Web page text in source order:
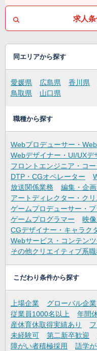
求人
同エリアから探す
愛媛県 広島県 香川県
鳥取県
山口県
職種から探す
Webプロデューサー・
Webデザイナー・UI/UXデ
フロントエンジニア・コ
DTP・CGオペレーター
放送関係業務
編集・企
アートディレクター・ク
ゲームプロデューサー・
ゲームプログラマー
映
CGデザイナー・キャラク
Webサービス・コンテン
その他クリエイティブ系
こだわり条件から探す
上場企業 グローバル企業
従業員1000名以上
年間
産休育休取得実績あり
未経験可
第二新卒歓迎
障がい者積極採用
語学